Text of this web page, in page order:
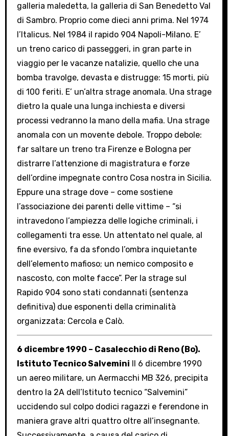
galleria maledetta, la galleria di San Benedetto Val
di Sambro. Proprio come dieci anni prima. Nel 1974
l’Italicus. Nel 1984 il rapido 904 Napoli-Milano. E’
un treno carico di passeggeri, in gran parte in
viaggio per le vacanze natalizie, quello che una
bomba travolge, devasta e distrugge: 15 morti, più
di 100 feriti. E’ un’altra strage anomala. Una strage
dietro la quale una lunga inchiesta e diversi
processi vedranno la mano della mafia. Una strage
anomala con un movente debole. Troppo debole:
far saltare un treno tra Firenze e Bologna per
distrarre l’attenzione di magistratura e forze
dell’ordine impegnate contro Cosa nostra in Sicilia.
Eppure una strage dove – come sostiene
l’associazione dei parenti delle vittime – “si
intravedono l’ampiezza delle logiche criminali, i
collegamenti tra esse. Un attentato nel quale, al
fine eversivo, fa da sfondo l’ombra inquietante
dell’elemento mafioso; un nemico composito e
nascosto, con molte facce”. Per la strage sul
Rapido 904 sono stati condannati (sentenza
definitiva) due esponenti della criminalità
organizzata: Cercola e Calò.
6 dicembre 1990 – Casalecchio di Reno (Bo).
Istituto Tecnico Salvemini Il 6 dicembre 1990
un aereo militare, un Aermacchi MB 326, precipita
dentro la 2A dell’Istituto tecnico “Salvemini”
uccidendo sul colpo dodici ragazzi e ferendone in
maniera grave altri quattro oltre all’insegnante.